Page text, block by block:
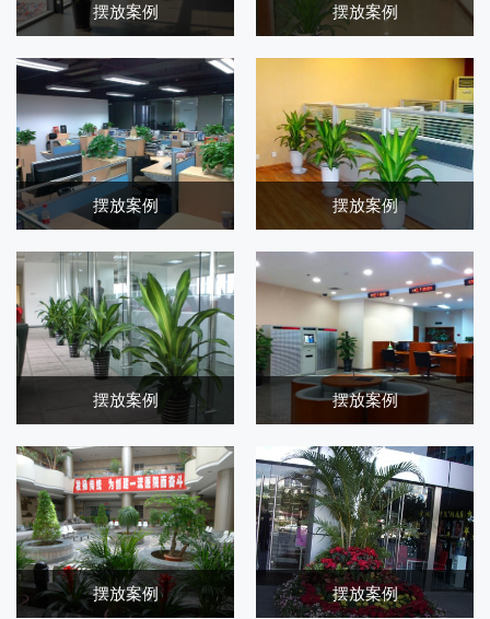
摆放案例 摆放案例
摆放案例 摆放案例
摆放案例 摆放案例
摆放案例 摆放案例